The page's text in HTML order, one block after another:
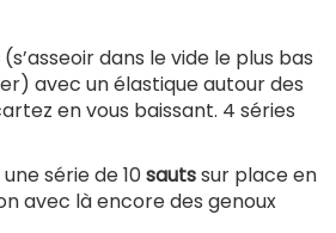
(s’asseoir dans le vide le plus bas
avec un élastique autour des
en vous baissant. 4 séries
série de 10sautssur place en
avec là encore des genoux